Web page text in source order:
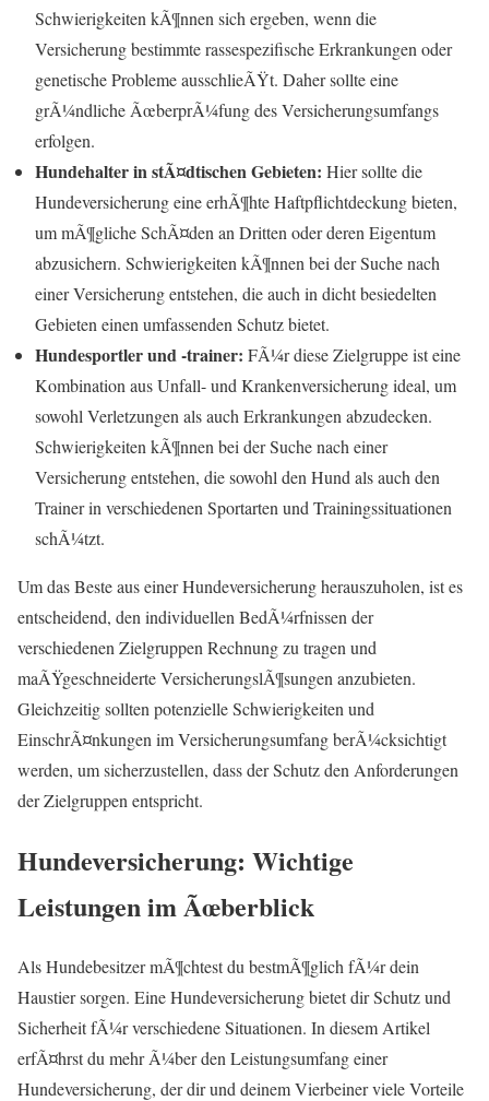
Schwierigkeiten kÃ¶nnen sich ergeben, wenn die
Versicherung bestimmte rassespezifische Erkrankungen oder
genetische Probleme ausschlieÃŸt. Daher sollte eine
grÃ¼ndliche ÃœberprÃ¼fung des Versicherungsumfangs
erfolgen.
Hundehalter in stÃ¤dtischen Gebieten: Hier sollte die
Hundeversicherung eine erhÃ¶hte Haftpflichtdeckung bieten,
um mÃ¶gliche SchÃ¤den an Dritten oder deren Eigentum
abzusichern. Schwierigkeiten kÃ¶nnen bei der Suche nach
einer Versicherung entstehen, die auch in dicht besiedelten
Gebieten einen umfassenden Schutz bietet.
Hundesportler und -trainer: FÃ¼r diese Zielgruppe ist eine
Kombination aus Unfall- und Krankenversicherung ideal, um
sowohl Verletzungen als auch Erkrankungen abzudecken.
Schwierigkeiten kÃ¶nnen bei der Suche nach einer
Versicherung entstehen, die sowohl den Hund als auch den
Trainer in verschiedenen Sportarten und Trainingssituationen
schÃ¼tzt.
Um das Beste aus einer Hundeversicherung herauszuholen, ist es
entscheidend, den individuellen BedÃ¼rfnissen der
verschiedenen Zielgruppen Rechnung zu tragen und
maÃŸgeschneiderte VersicherungslÃ¶sungen anzubieten.
Gleichzeitig sollten potenzielle Schwierigkeiten und
EinschrÃ¤nkungen im Versicherungsumfang berÃ¼cksichtigt
werden, um sicherzustellen, dass der Schutz den Anforderungen
der Zielgruppen entspricht.
Hundeversicherung: Wichtige
Leistungen im Ãœberblick
Als Hundebesitzer mÃ¶chtest du bestmÃ¶glich fÃ¼r dein
Haustier sorgen. Eine Hundeversicherung bietet dir Schutz und
Sicherheit fÃ¼r verschiedene Situationen. In diesem Artikel
erfÃ¤hrst du mehr Ã¼ber den Leistungsumfang einer
Hundeversicherung, der dir und deinem Vierbeiner viele Vorteile